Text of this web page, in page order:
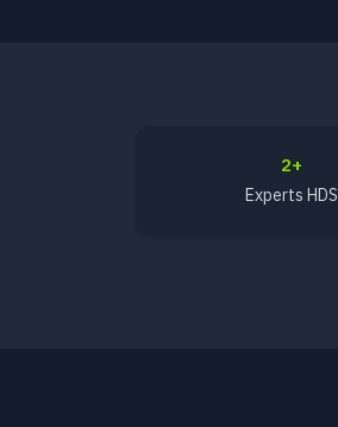
2+
Experts HDS